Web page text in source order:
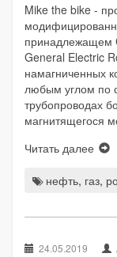
Mike the bike -
принадлежащем
General Electric
намагниченных
любым углом по
трубопроводах
магнитящегося
Читать далее
нефть, газ,
24.05.2019